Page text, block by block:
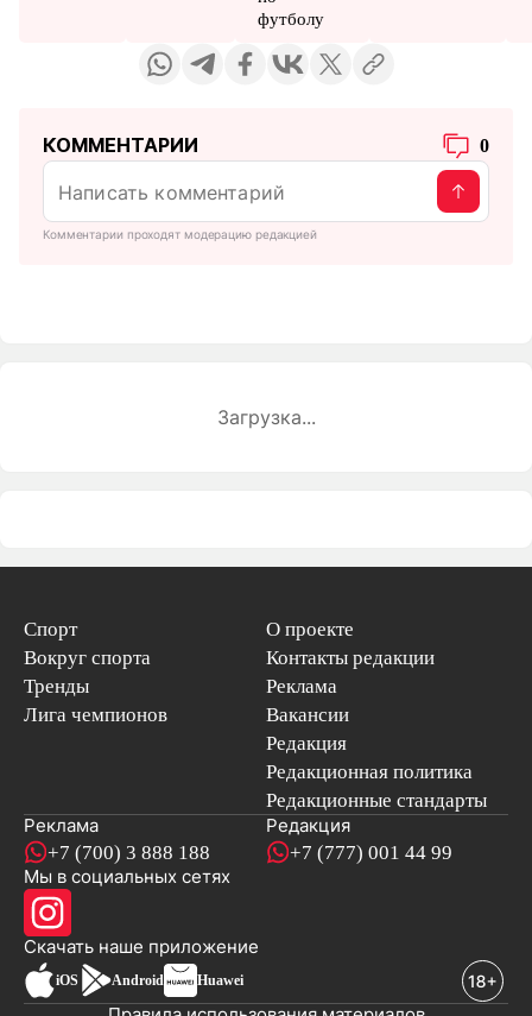
футболу
КОММЕНТАРИИ 0
Комментарии проходят модерацию редакцией
Загрузка...
Спорт
Вокруг спорта
Тренды
Лига чемпионов
О проекте
Контакты редакции
Реклама
Вакансии
Редакция
Редакционная политика
Редакционные стандарты
Реклама
+7 (700) 3 888 188
Редакция
+7 (777) 001 44 99
Мы в социальных сетях
Скачать наше приложениеновостей
iOS Android Huawei